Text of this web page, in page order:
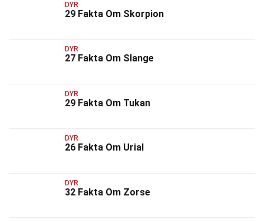
DYR
29 Fakta Om Skorpion
DYR
27 Fakta Om Slange
DYR
29 Fakta Om Tukan
DYR
26 Fakta Om Urial
DYR
32 Fakta Om Zorse